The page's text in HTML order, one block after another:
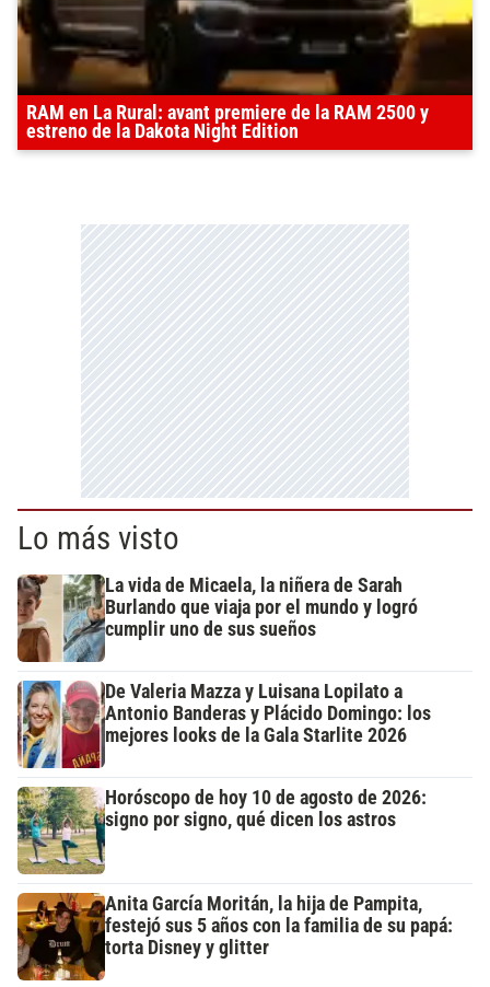
RAM en La Rural: avant premiere de la RAM 2500 y
estreno de la Dakota Night Edition
Lo más visto
La vida de Micaela, la niñera de Sarah
Burlando que viaja por el mundo y logró
cumplir uno de sus sueños
De Valeria Mazza y Luisana Lopilato a
Antonio Banderas y Plácido Domingo: los
mejores looks de la Gala Starlite 2026
Horóscopo de hoy 10 de agosto de 2026:
signo por signo, qué dicen los astros
Anita García Moritán, la hija de Pampita,
festejó sus 5 años con la familia de su papá:
torta Disney y glitter